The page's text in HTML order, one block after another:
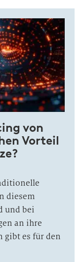
von
Vorteil
diesem
und bei
an ihre
gibt es für den